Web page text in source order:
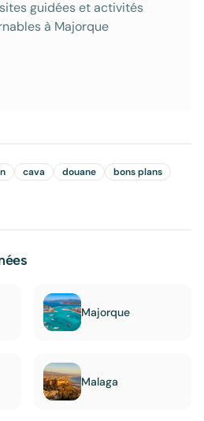
guidées et activités
à Majorque
cava douane
bons plans
Majorque
Malaga